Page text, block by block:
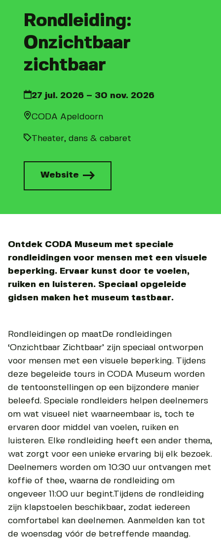
Rondleiding:
Onzichtbaar
zichtbaar
27 jul. 2026 – 30 nov. 2026
CODA Apeldoorn
Theater, dans & cabaret
Website
Ontdek CODA Museum met speciale
rondleidingen voor mensen met een visuele
beperking. Ervaar kunst door te voelen,
ruiken en luisteren. Speciaal opgeleide
gidsen maken het museum tastbaar.
Rondleidingen op maatDe rondleidingen
‘Onzichtbaar Zichtbaar’ zijn speciaal ontworpen
voor mensen met een visuele beperking. Tijdens
deze begeleide tours in CODA Museum worden
de tentoonstellingen op een bijzondere manier
beleefd. Speciale rondleiders helpen deelnemers
om wat visueel niet waarneembaar is, toch te
ervaren door middel van voelen, ruiken en
luisteren. Elke rondleiding heeft een ander thema,
wat zorgt voor een unieke ervaring bij elk bezoek.
Deelnemers worden om 10:30 uur ontvangen met
koffie of thee, waarna de rondleiding om
ongeveer 11:00 uur begint.Tijdens de rondleiding
zijn klapstoelen beschikbaar, zodat iedereen
comfortabel kan deelnemen. Aanmelden kan tot
de woensdag vóór de betreffende maandag.